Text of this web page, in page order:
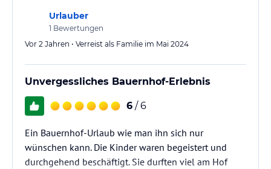
Urlauber
1 Bewertungen
Vor 2 Jahren • Verreist als Familie im Mai 2024
Unvergessliches Bauernhof-Erlebnis
6 / 6
Ein Bauernhof-Urlaub wie man ihn sich nur
wünschen kann. Die Kinder waren begeistert und
durchgehend beschäftigt. Sie durften viel am Hof